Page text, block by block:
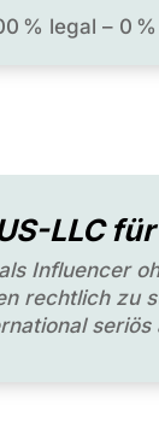
% legal – 0
LLC
Influencer
rechtlich zu
seriös